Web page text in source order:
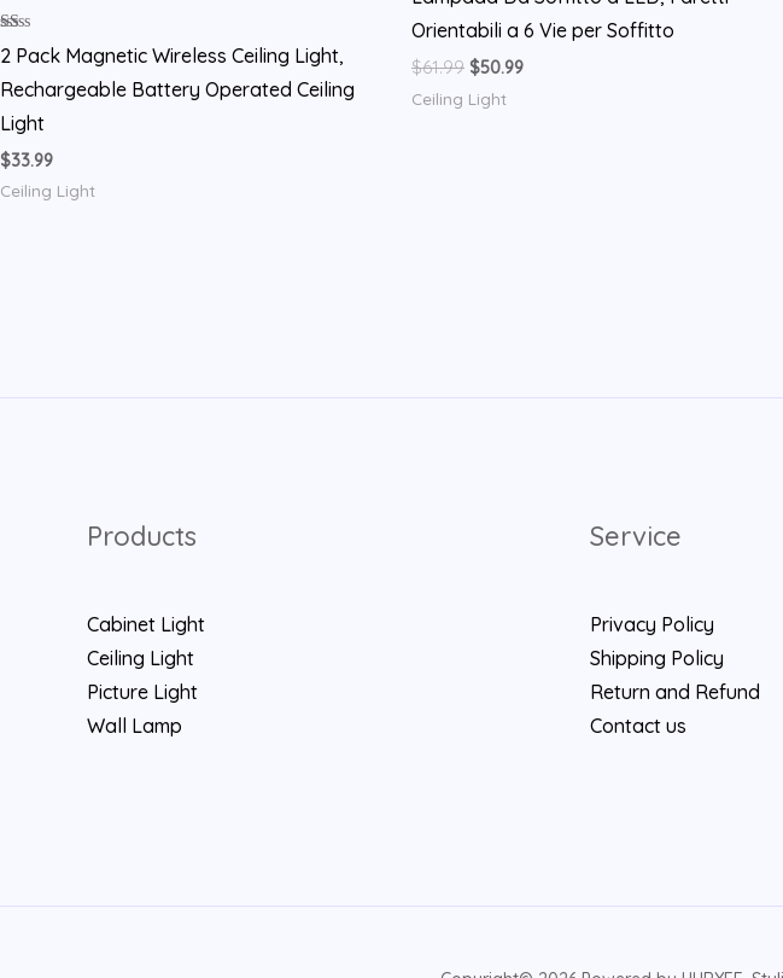
Rated
1.00
out
of
2 Pack Magnetic Wireless Ceiling Light,
Rechargeable Battery Operated Ceiling
Light
$33.99
Ceiling Light
Orientabili a 6 Vie per Soffitto
$61.99 Original
price
was:
$50.99Current
Ceiling Light
Products
Cabinet Light
Ceiling Light
Picture Light
Wall Lamp
Service
Privacy Policy
Shipping Policy
Return and Refund
Contact us